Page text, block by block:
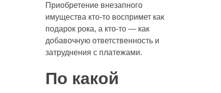
Приобретение внезапного
имущества кто-то воспримет как
подарок рока, а кто-то — как
добавочную ответственность и
затруднения с платежами.
По какой